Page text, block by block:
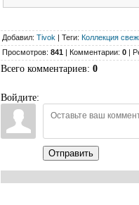
Добавил: Tivok | Теги: Коллекция
Просмотров: 841 | Комментарии: 0 |
Всего комментариев: 0
Войдите:
Отправить